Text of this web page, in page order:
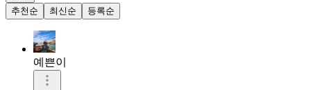
추천순
최신순 등록순
예쁜이